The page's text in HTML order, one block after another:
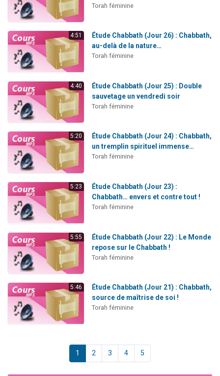
Torah féminine
4:51
Étude Chabbath (Jour 26) : Chabbath,
au-delà de la nature…
Torah féminine
4:40
Étude Chabbath (Jour 25) : Double
sauvetage un vendredi soir
Torah féminine
5:20
Étude Chabbath (Jour 24) : Chabbath,
un tremplin spirituel immense…
Torah féminine
5:23
Étude Chabbath (Jour 23) :
Chabbath… envers et contre tout !
Torah féminine
5:55
Étude Chabbath (Jour 22) : Le Monde
repose sur le Chabbath !
Torah féminine
5:46
Étude Chabbath (Jour 21) : Chabbath,
source de maîtrise de soi !
Torah féminine
1 2 3 4 5